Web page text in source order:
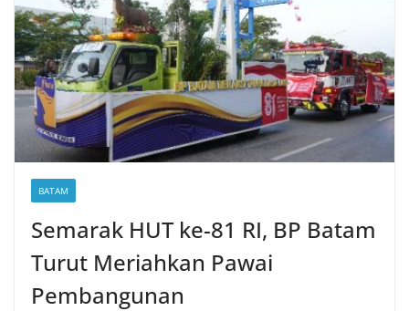
BATAM
Semarak HUT ke-81 RI, BP Batam
Turut Meriahkan Pawai
Pembangunan